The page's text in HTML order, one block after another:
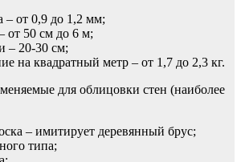
– от 0,9 до 1,2 мм;
от 50 см до 6 м;
– 20-30 см;
на квадратный метр – от 1,7 до 2,3 кг.
для облицовки стен (наиболее
– имитирует деревянный брус;
типа;